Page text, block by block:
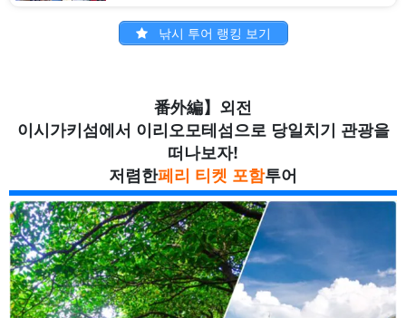
낚시 투어 랭킹 보기
番外編】외전
이시가키섬에서 이리오모테섬으로 당일치기 관광을
떠나보자!
저렴한페리 티켓 포함투어